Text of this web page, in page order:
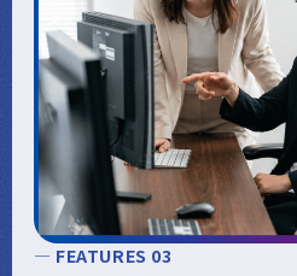
— FEATURES 03